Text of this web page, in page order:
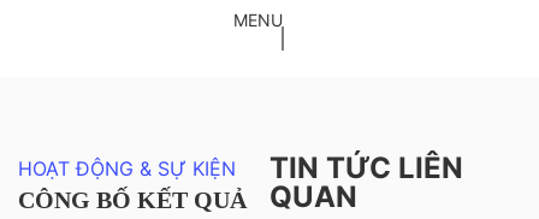
MENU
HOẠT ĐỘNG & SỰ KIỆN
CÔNG BỐ KẾT QUẢ
TIN TỨC LIÊN
QUAN